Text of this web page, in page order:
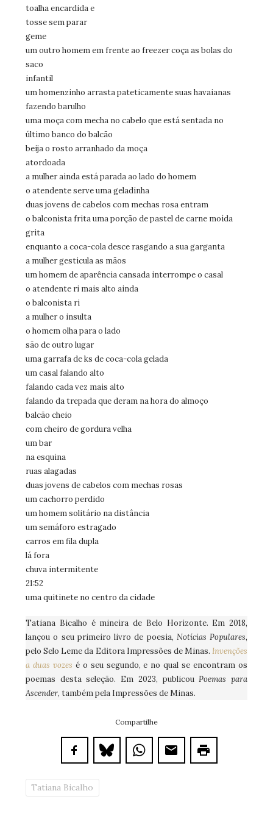
toalha encardida e
tosse sem parar
geme
um outro homem em frente ao freezer coça as bolas do
saco
infantil
um homenzinho arrasta pateticamente suas havaianas
fazendo barulho
uma moça com mecha no cabelo que está sentada no
último banco do balcão
beija o rosto arranhado da moça
atordoada
a mulher ainda está parada ao lado do homem
o atendente serve uma geladinha
duas jovens de cabelos com mechas rosa entram
o balconista frita uma porção de pastel de carne moída
grita
enquanto a coca-cola desce rasgando a sua garganta
a mulher gesticula as mãos
um homem de aparência cansada interrompe o casal
o atendente ri mais alto ainda
o balconista ri
a mulher o insulta
o homem olha para o lado
são de outro lugar
uma garrafa de ks de coca-cola gelada
um casal falando alto
falando cada vez mais alto
falando da trepada que deram na hora do almoço
balcão cheio
com cheiro de gordura velha
um bar
na esquina
ruas alagadas
duas jovens de cabelos com mechas rosas
um cachorro perdido
um homem solitário na distância
um semáforo estragado
carros em fila dupla
lá fora
chuva intermitente
21:52
uma quitinete no centro da cidade
Tatiana Bicalho é mineira de Belo Horizonte. Em 2018,
lançou o seu primeiro livro de poesia, Notícias Populares,
pelo Selo Leme da Editora Impressões de Minas. Invenções
a duas vozes é o seu segundo, e no qual se encontram os
poemas desta seleção. Em 2023, publicouPoemas para
Ascender, também pela Impressões de Minas.
Compartilhe
Tatiana Bicalho